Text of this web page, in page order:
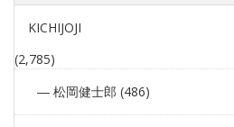
KICHIJOJI
(2,785)
松岡健士郎 (486)